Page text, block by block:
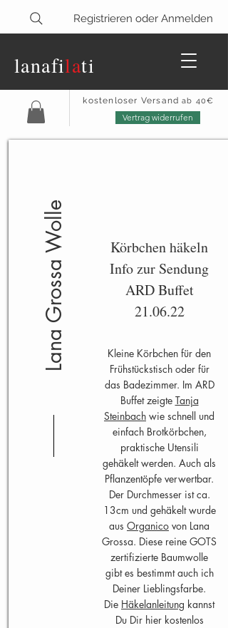
lanafilati
kostenloser Versandab 40€
Registrieren oder Anmelden
Vertrag widerrufen
Lana Grossa Wolle
Körbchen häkeln
Info zur Sendung
ARD Buffet
21.06.22
Kleine Körbchen für den
Frühstückstisch oder für
das Badezimmer. Im ARD
Buffet zeigte Tanja
Steinbach wie schnell und
einfach Brotkörbchen,
praktische Utensili
gehäkelt werden. Auch als
Pflanzentöpfe verwertbar.
Der Durchmesser ist ca.
13cm und gehäkelt wurde
aus Organico von Lana
Grossa. Diese reine GOTS
zertifizierte Baumwolle
gibt es bestimmt auch ich
Deiner Lieblingsfarbe.
Die Häkelanleitung kannst
Du Dir hier kostenlos